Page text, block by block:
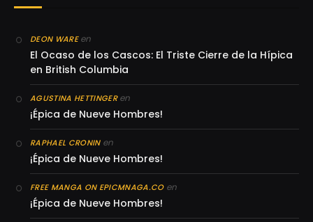
DEON WAREen
El Ocaso de los Cascos: El Triste Cierre de la Hípica
en British Columbia
AGUSTINA HETTINGERen
¡Épica de Nueve Hombres!
RAPHAEL CRONINen
¡Épica de Nueve Hombres!
FREE MANGA ON EPICMNAGA.COen
¡Épica de Nueve Hombres!